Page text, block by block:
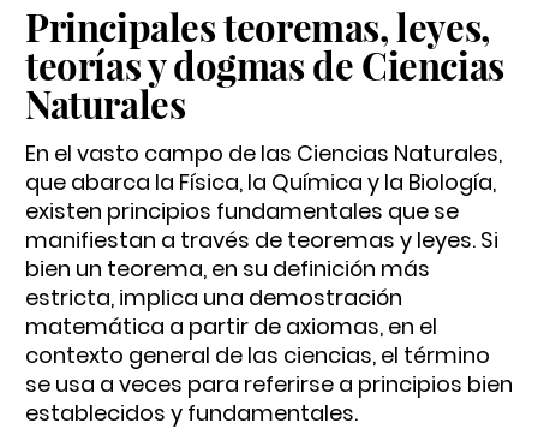
Principales teoremas, leyes,
teorías y dogmas de Ciencias
Naturales
En el vasto campo de las Ciencias Naturales,
que abarca la Física, la Química y la Biología,
existen principios fundamentales que se
manifiestan a través de teoremas y leyes. Si
bien un teorema, en su definición más
estricta, implica una demostración
matemática a partir de axiomas, en el
contexto general de las ciencias, el término
se usa a veces para referirse a principios bien
establecidos y fundamentales.